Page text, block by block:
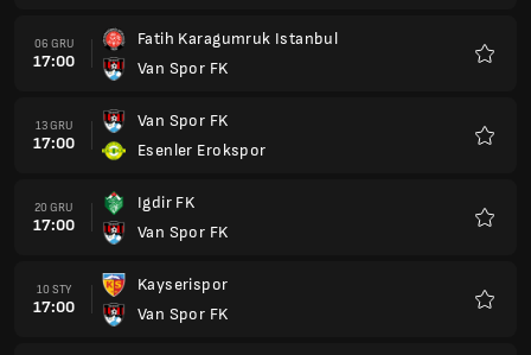
06 GRU
17:00
Fatih Karagumruk Istanbul
Van Spor FK
13 GRU
17:00
Van Spor FK
Esenler Erokspor
20 GRU
17:00
Igdir FK
Van Spor FK
10 STY
17:00
Kayserispor
Van Spor FK